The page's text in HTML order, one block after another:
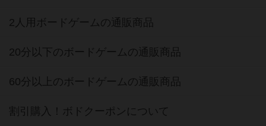
2人用ボードゲームの通販商品
20分以下のボードゲームの通販商品
60分以上のボードゲームの通販商品
割引購入！ボドクーポンについて